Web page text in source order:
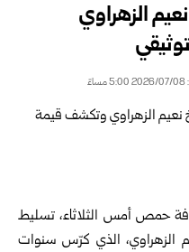
الزهراوي
حمص أمس الثلاثاء، تسليط
الزهراوي، الذي كرّس سنوات